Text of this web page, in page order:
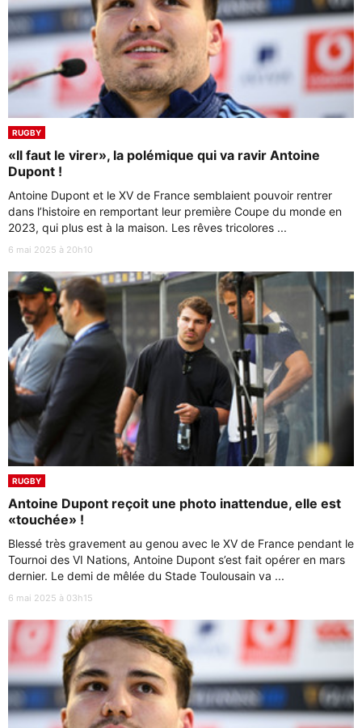
RUGBY
«Il faut le virer», la polémique qui va ravir Antoine
Dupont !
Antoine Dupont et le XV de France semblaient pouvoir rentrer
dans l’histoire en remportant leur première Coupe du monde en
2023, qui plus est à la maison. Les rêves tricolores ...
6 mai 2025 à 20h10
RUGBY
Antoine Dupont reçoit une photo inattendue, elle est
«touchée» !
Blessé très gravement au genou avec le XV de France pendant le
Tournoi des VI Nations, Antoine Dupont s’est fait opérer en mars
dernier. Le demi de mêlée du Stade Toulousain va ...
6 mai 2025 à 03h15